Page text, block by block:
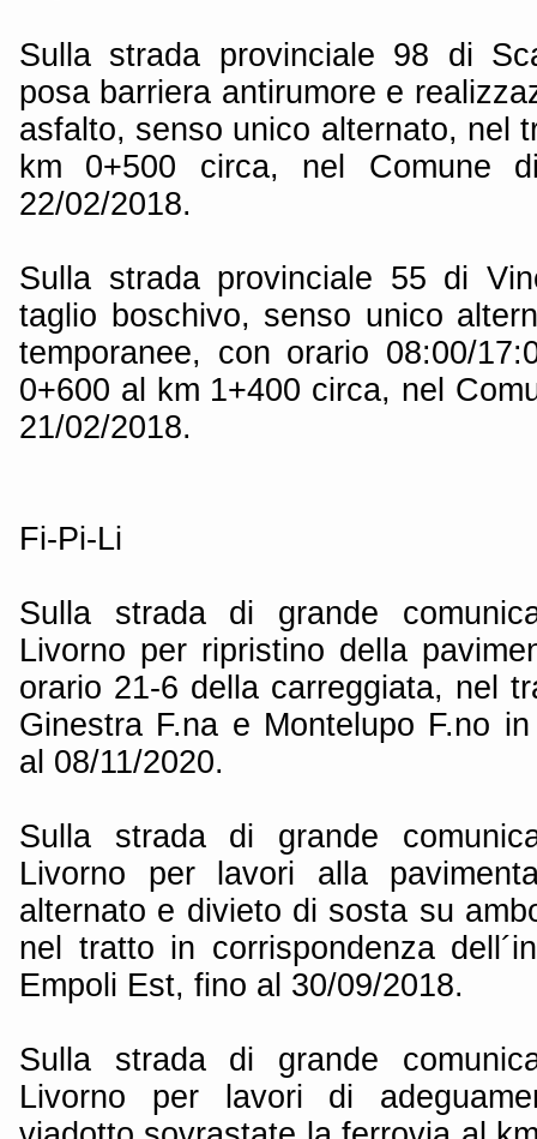
Sulla strada provinciale 98 di
posa barriera antirumore e
asfalto, senso unico alternato, nel
km 0+500 circa, nel Comune
22/02/2018.
Sulla strada provinciale 55 di
taglio boschivo, senso unico
temporanee, con orario 08:00/
0+600 al km 1+400 circa, nel
21/02/2018.
Fi-Pi-Li
Sulla strada di grande
Livorno per ripristino della
orario 21-6 della carreggiata, nel
Ginestra F.na e Montelupo F.no
al 08/11/2020.
Sulla strada di grande
Livorno per lavori alla
alternato e divieto di sosta su
nel tratto in corrispondenza
Empoli Est, fino al 30/09/2018.
Sulla strada di grande
Livorno per lavori di